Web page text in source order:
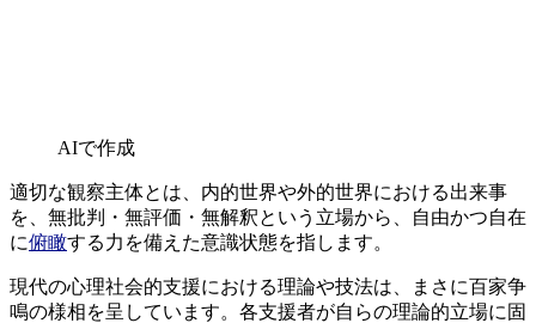
AIで作成
適切な観察主体とは、内的世界や外的世界における出来事
を、無批判・無評価・無解釈という立場から、自由かつ自在
に俯瞰する力を備えた意識状態を指します。
現代の心理社会的支援における理論や技法は、まさに百家争
鳴の様相を呈しています。各支援者が自らの理論的立場に固